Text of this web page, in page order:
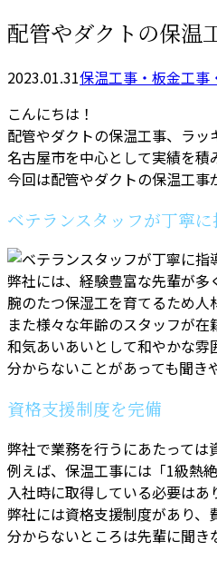
配管やダクトの保温
2023.01.31保温工事・板金工事
こんにちは！
配管やダクトの保温工事、ラ
名古屋市を中心として実績を積
今回は配管やダクトの保温工事
ベテランスタッフが丁寧に
弊社には、経験豊富な先輩が多
腕のたつ保湿工を育てるため
また様々な年齢のスタッフが在
和気あいあいとして和やかな雰
分からないことがあっても聞き
資格支援制度を完備
弊社で業務を行うにあたっては
例えば、保温工事には「1級熱
入社時に取得している必要は
弊社には資格支援制度があり、
分からないところは先輩に聞き